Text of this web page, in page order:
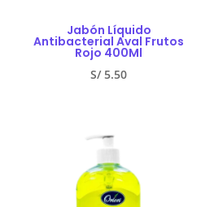
Jabón Líquido
Antibacterial Aval Frutos
Rojo 400Ml
S/5.50